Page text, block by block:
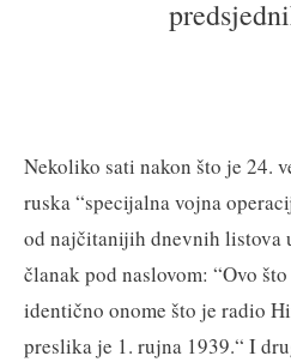
Nekoliko sati nakon što je 24.
ruska “specijalna vojna
od najčitanijih dnevnih listova
članak pod naslovom: “Ovo
identično onome što je radio
preslika je 1. rujna 1939.“ I